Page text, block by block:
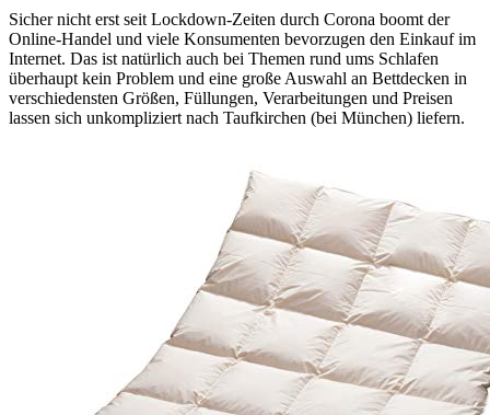
Sicher nicht erst seit Lockdown-Zeiten durch Corona boomt der
Online-Handel und viele Konsumenten bevorzugen den Einkauf im
Internet. Das ist natürlich auch bei Themen rund ums Schlafen
überhaupt kein Problem und eine große Auswahl an Bettdecken in
verschiedensten Größen, Füllungen, Verarbeitungen und Preisen
lassen sich unkompliziert nach Taufkirchen (bei München) liefern.